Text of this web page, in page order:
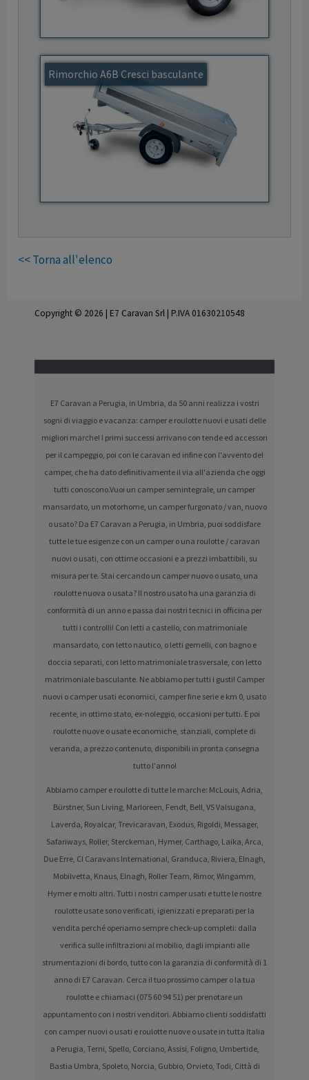
Rimorchio A6B Cresci basculante
<< Torna all'elenco
Copyright © 2026 | E7 Caravan Srl | P.IVA 01630210548
E7 Caravan a Perugia, in Umbria, da 50 anni realizza i vostri
sogni di viaggio e vacanza: camper e roulotte nuovi e usati delle
migliori marche! I primi successi arrivano con tende ed accessori
per il campeggio, poi con le caravan ed infine con l'avvento del
camper, che ha dato definitivamente il via all'azienda che oggi
tutti conoscono.Vuoi un camper semintegrale, un camper
mansardato, un motorhome, un camper furgonato / van, nuovo
o usato? Da E7 Caravan a Perugia, in Umbria, puoi soddisfare
tutte le tue esigenze con un camper o una roulotte / caravan
nuovi o usati, con ottime occasioni e a prezzi imbattibili, su
misura per te. Stai cercando un camper nuovo o usato, una
roulotte nuova o usata? Il nostro usato ha una garanzia di
conformità di un anno e passa dai nostri tecnici in officina per
tutti i controlli! Con letti a castello, con matrimoniale
mansardato, con letto nautico, o letti gemelli, con bagno e
doccia separati, con letto matrimoniale trasversale, con letto
matrimoniale basculante. Ne abbiamo per tutti i gusti! Camper
nuovi o camper usati economici, camper fine serie e km 0, usato
recente, in ottimo stato, ex-noleggio, occasioni per tutti. E poi
roulotte nuove o usate economiche, stanziali, complete di
veranda, a prezzo contenuto, disponibili in pronta consegna
tutto l'anno!
Abbiamo camper e roulotte di tutte le marche: McLouis, Adria,
Bürstner, Sun Living, Marloreen, Fendt, Bell, VS Valsugana,
Laverda, Royalcar, Trevicaravan, Exodus, Rigoldi, Messager,
Safariways, Roller, Sterckeman, Hymer, Carthago, Laika, Arca,
Due Erre, CI Caravans International, Granduca, Riviera, Elnagh,
Mobilvetta, Knaus, Elnagh, Roller Team, Rimor, Wingamm,
Hymer e molti altri. Tutti i nostri camper usati e tutte le nostre
roulotte usate sono verificati, igienizzati e preparati per la
vendita perché operiamo sempre check-up completi: dalla
verifica sulle infiltrazioni al mobilio, dagli impianti alle
strumentazioni di bordo, tutto con la garanzia di conformità di 1
anno di E7 Caravan. Cerca il tuo prossimo camper o la tua
roulotte e chiamaci (075 60 94 51) per prenotare un
appuntamento con i nostri venditori. Abbiamo clienti soddisfatti
con camper nuovi o usati e roulotte nuove o usate in tutta Italia
a Perugia, Terni, Spello, Corciano, Assisi, Foligno, Umbertide,
Bastia Umbra, Spoleto, Norcia, Gubbio, Orvieto, Todi, Città di